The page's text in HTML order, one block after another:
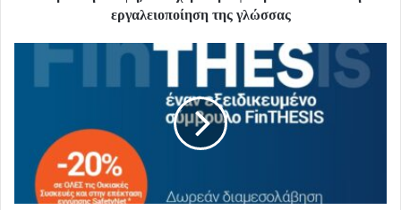
εργαλειοποίηση της γλώσσας